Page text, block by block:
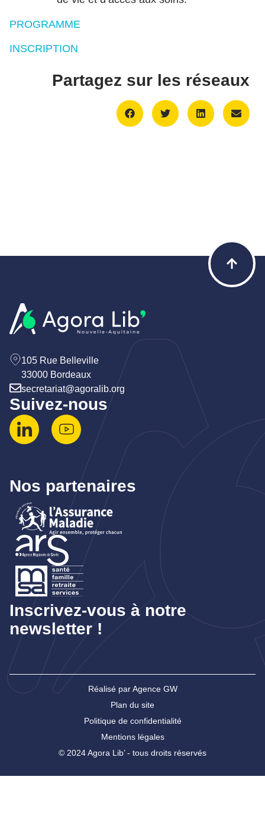
PROGRAMME
INSCRIPTION
Partagez sur les réseaux
105 Rue Belleville
33000 Bordeaux
secretariat@agoralib.org
Suivez-nous
Nos partenaires
Inscrivez-vous à notre
newsletter !
© 2024 Agora Lib’ - tous droits réservés
Mentions légales
Politique de confidentialité
Plan du site
Réalisé par Agence GW